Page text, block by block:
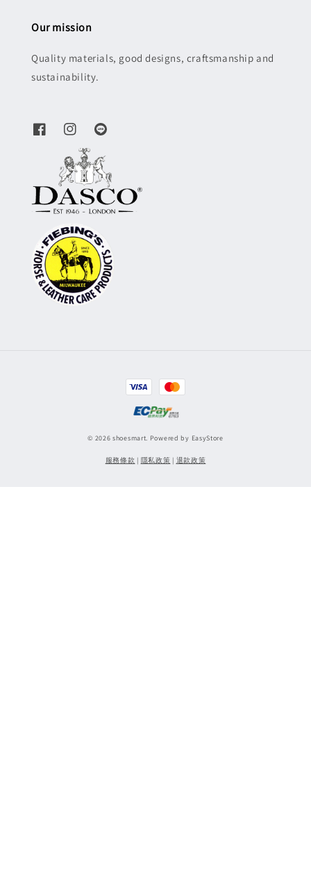
Our mission
Quality materials, good designs, craftsmanship and
sustainability.
© 2026 shoesmart. Powered by EasyStore
服務條款 | 隱私政策 | 退款政策